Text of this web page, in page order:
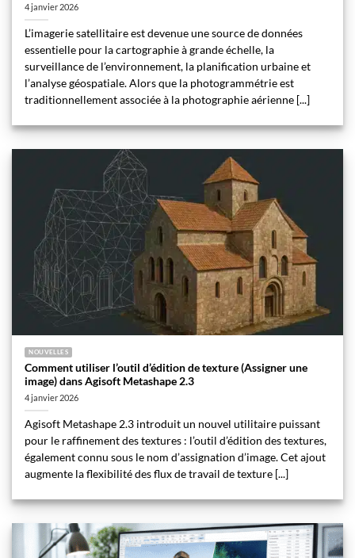
4 janvier 2026
L’imagerie satellitaire est devenue une source de données
essentielle pour la cartographie à grande échelle, la
surveillance de l’environnement, la planification urbaine et
l’analyse géospatiale. Alors que la photogrammétrie est
traditionnellement associée à la photographie aérienne [...]
NOUVELLES
Comment utiliser l’outil d’édition de texture (Assigner une
image) dans Agisoft Metashape 2.3
4 janvier 2026
Agisoft Metashape 2.3 introduit un nouvel utilitaire puissant
pour le raffinement des textures : l’outil d’édition des textures,
également connu sous le nom d’assignation d’image. Cet ajout
augmente la flexibilité des flux de travail de texture [...]